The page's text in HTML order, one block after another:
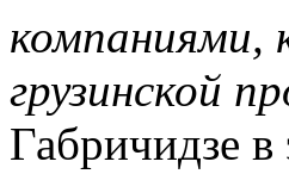
компаниями,
грузинской
Габричидзе